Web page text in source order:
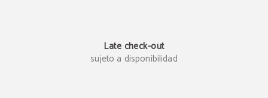
Late check-out
sujeto a disponibilidad